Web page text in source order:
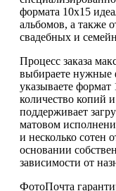
формата 10х15
альбомов, а также
свадебных и
Процесс заказа
выбираете нужные
указываете формат
количество копий
поддерживает
матовом
и несколько сотен
основании
зависимости от
ФотоПочта